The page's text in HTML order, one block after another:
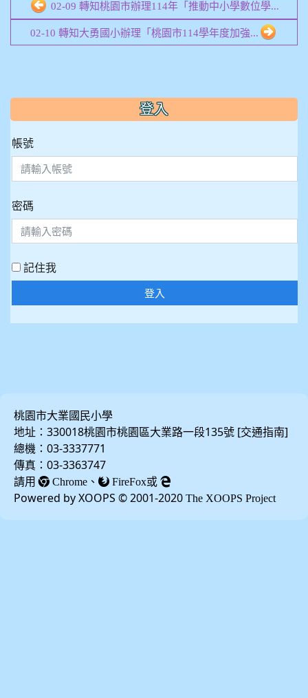
02-09 轉知桃園市辦理114年「推動中小學數位學...
02-10 轉知大勇國小辦理「桃園市114學年度加強...
::: 登入
帳號
密碼
記住我
登入
桃園市大業國民小學
地址：330018桃園市桃園區大業路一段135號 [交通指南]
總機：03-3337771
傳真：03-3363747
請用
Chrome 、 FireFox或
Powered by XOOPS © 2001-2020 The XOOPS Project